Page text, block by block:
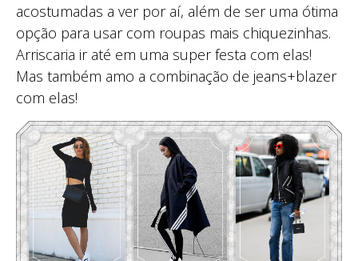
acostumadas a ver por aí, além de ser uma ótima
opção para usar com roupas mais chiquezinhas.
Arriscaria ir até em uma super festa com elas!
Mas também amo a combinação de jeans+blazer
com elas!